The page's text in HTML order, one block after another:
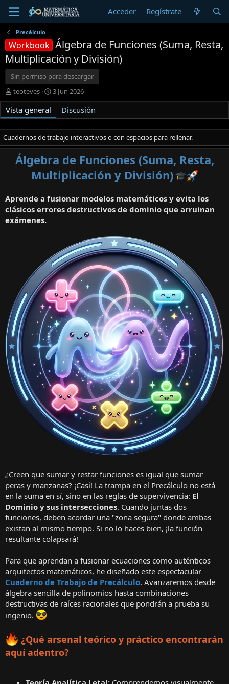
Acceder Regístrate
Precálculo
Workbook Álgebra de Funciones (Suma, Resta,
Multiplicación y División)
Sin permiso para descargar
A
u
t
o
r
teoteves
F
e
h
a
d
e
r
e
i
ó
3 Jun 2026
Vista general Discusión
Cuadernos de trabajo interactivos o con espacios para rellenar.
Álgebra de Funciones (Suma, Resta,
Multiplicación y División)
Aprende a fusionar modelos matemáticos y evita los
clásicos errores destructivos de dominio que arruinan
exámenes.
¿Creen que sumar y restar funciones es igual que sumar
peras y manzanas? ¡Casi! La trampa en el Precálculo no está
en la suma en sí, sino en las reglas de supervivencia: El
Dominio y sus intersecciones. Cuando juntas dos
funciones, deben acordar una "zona segura" donde ambas
existan al mismo tiempo. Si no lo haces bien, ¡la función
resultante colapsará!
Para que aprendan a fusionar ecuaciones como auténticos
arquitectos matemáticos, he diseñado este espectacular
Cuaderno de Trabajo de Precálculo. Avanzaremos desde
álgebra sencilla de polinomios hasta combinaciones
destructivas de raíces racionales que pondrán a prueba su
ingenio.
¿Qué arsenal teórico y práctico encontrarán
aquí adentro?